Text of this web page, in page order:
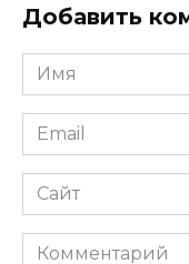
Добавить
Имя
*
Email
*
Сайт
Комментарий